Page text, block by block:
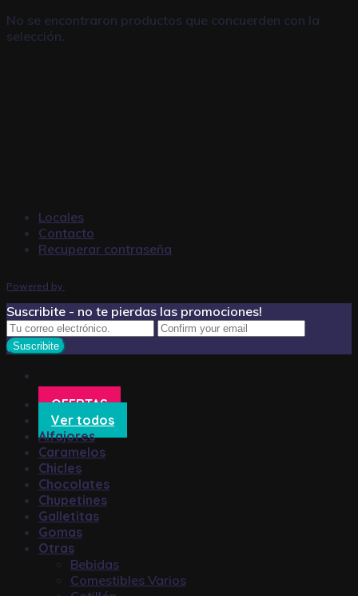
No se encontraron productos que concuerden con la
selección.
Locales
Contacto
Recuperar contraseña
Powered by
Suscribite - no te pierdas las promociones!
OFERTAS
Ver todos
Alfajores
Caramelos
Chicles
Chocolates
Chupetines
Galletitas
Gomas
Otras
Bebidas
Comestibles Varios